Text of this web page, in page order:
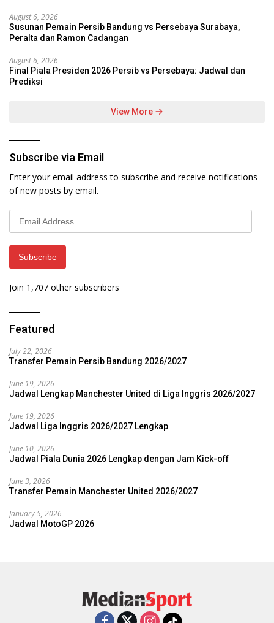
August 6, 2026
Susunan Pemain Persib Bandung vs Persebaya Surabaya,
Peralta dan Ramon Cadangan
August 6, 2026
Final Piala Presiden 2026 Persib vs Persebaya: Jadwal dan
Prediksi
View More
Subscribe via Email
Enter your email address to subscribe and receive notifications
of new posts by email.
Email
Address
Subscribe
Join 1,707 other subscribers
Featured
July 22, 2026
Transfer Pemain Persib Bandung 2026/2027
June 19, 2026
Jadwal Lengkap Manchester United di Liga Inggris 2026/2027
June 19, 2026
Jadwal Liga Inggris 2026/2027 Lengkap
June 10, 2026
Jadwal Piala Dunia 2026 Lengkap dengan Jam Kick-off
June 3, 2026
Transfer Pemain Manchester United 2026/2027
January 5, 2026
Jadwal MotoGP 2026